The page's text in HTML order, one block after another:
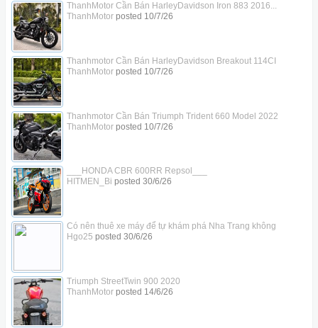
ThanhMotor Cần Bán HarleyDavidson Iron 883 2016...
ThanhMotorposted 10/7/26
Thanhmotor Cần Bán HarleyDavidson Breakout 114CI
ThanhMotorposted 10/7/26
Thanhmotor Cần Bán Triumph Trident 660 Model 2022
ThanhMotorposted 10/7/26
___HONDA CBR 600RR Repsol___
HITMEN_Bi posted 30/6/26
Có nên thuê xe máy để tự khám phá Nha Trang không
Hgo25 posted 30/6/26
Triumph StreetTwin 900 2020
ThanhMotorposted 14/6/26